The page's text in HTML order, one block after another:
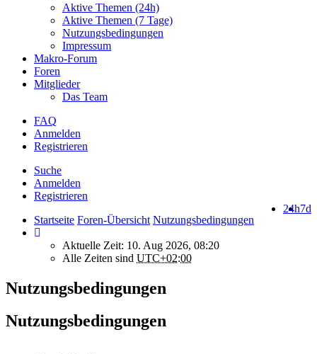
Aktive Themen (24h)
Aktive Themen (7 Tage)
Nutzungsbedingungen
Impressum
Makro-Forum
Foren
Mitglieder
Das Team
FAQ
Anmelden
Registrieren
Suche
Anmelden
Registrieren
7d
24h
Startseite Foren-Übersicht Nutzungsbedingungen
Aktuelle Zeit: 10. Aug 2026, 08:20
Alle Zeiten sind UTC+02:00
Nutzungsbedingungen
Nutzungsbedingungen